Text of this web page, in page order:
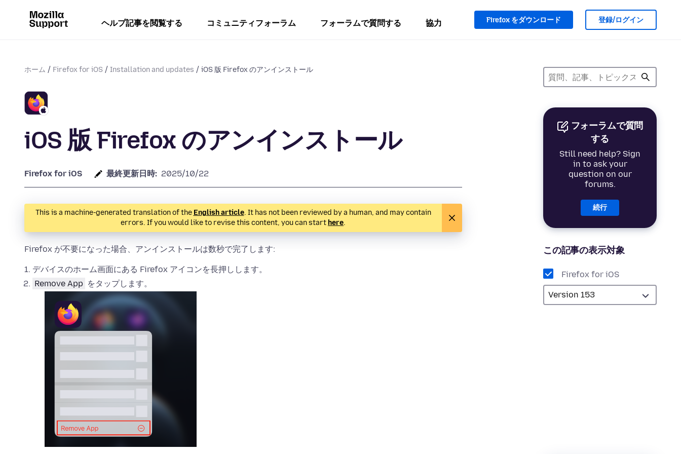
ヘルプ記事を閲覧する コミュニティフォーラム フォーラムで質問する 協力 Firefox をダウンロード 登録/ログイン
ホーム Firefox for iOS Installation and updates iOS 版 Firefox のアンインストール
フォーラムで質問
する
Still need help? Sign
in to ask your
question on our
forums.
続行
この記事の表示対象
Firefox for iOS
iOS 版 Firefox のアンインストール
Firefox for iOS 最終更新日時: 2025/10/22
This is a machine-generated translation of the English article. It has not been reviewed by a human, and may contain
errors. If you would like to revise this content, you can start here.
Firefox が不要になった場合、アンインストールは数秒で完了します:
デバイスのホーム画面にある Firefox アイコンを長押しします。
Remove App をタップします。